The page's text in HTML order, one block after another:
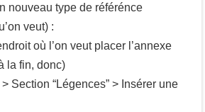
nouveau type de référénce
veut) :
où l’on veut placer l’annexe
la fin, donc)
Section “Légences” > Insérer une